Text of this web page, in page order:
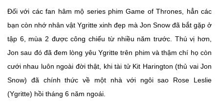
Đối với các fan hâm mộ series phim Game of Thrones, hẳn các
bạn còn nhớ nhân vật Ygritte xinh đẹp mà Jon Snow đã bắt gặp ở
tập 6, mùa 2 được công chiếu từ nhiều năm trước. Thú vị hơn,
Jon sau đó đã đem lòng yêu Ygritte trên phim và thậm chí họ còn
cưới nhau luôn ngoài đời thật, khi tài tử Kit Harington (thủ vai Jon
Snow) đã chính thức về một nhà với ngôi sao Rose Leslie
(Ygritte) hồi tháng 6 năm ngoái.